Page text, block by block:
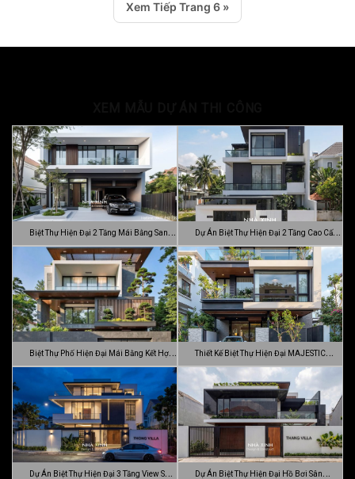
Xem Tiếp Trang 6 »
Biệt Thự Hiện Đại 2 Tầng Mái Bằng Sang Dự Án Biệt Thự Hiện Đại 2 Tầng Cao Cấp
Đ…
Biệt Thự Phố Hiện Đại Mái Bằng Kết Hợp Thiết Kế Biệt Thự Hiện Đại MAJESTIC
MODE…
Dự Án Biệt Thự Hiện Đại 3 Tầng View Sân Dự Án Biệt Thự Hiện Đại Hồ Bơi Sân